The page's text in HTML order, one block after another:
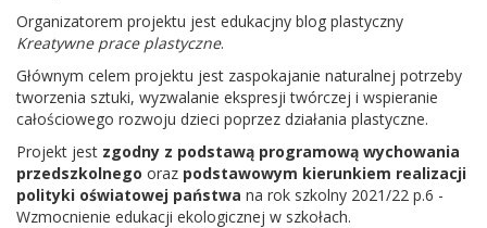
Organizatorem projektu jest edukacjny blog plastyczny
Kreatywne prace plastyczne.
Głównym celem projektu jest zaspokajanie naturalnej potrzeby
tworzenia sztuki, wyzwalanie ekspresji twórczej i wspieranie
całościowego rozwoju dzieci poprzez działania plastyczne.
Projekt jest zgodny z podstawą programową wychowania
przedszkolnego oraz podstawowym kierunkiem realizacji
polityki oświatowej państwa na rok szkolny 2021/22 p.6 -
Wzmocnienie edukacji ekologicznej w szkołach.